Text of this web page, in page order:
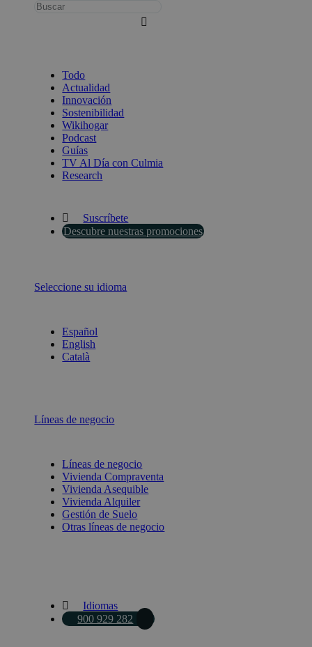
Busca:
Todo
Actualidad
Innovación
Sostenibilidad
Wikihogar
Podcast
Guías
TV Al Día con Culmia
Research
Suscríbete
Descubre nuestras promociones
Seleccione su idioma
Español
English
Català
Líneas de negocio
Líneas de negocio
Vivienda Compraventa
Vivienda Asequible
Vivienda Alquiler
Gestión de Suelo
Otras líneas de negocio
Idiomas
900 929 282